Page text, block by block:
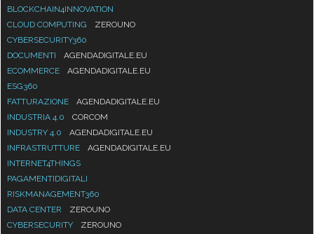
BLOCKCHAIN4INNOVATION
CLOUD COMPUTING
ZEROUNO
CYBERSECURITY360
DOCUMENTI
AGENDADIGITALE.EU
ECOMMERCE
AGENDADIGITALE.EU
ESG360
FATTURAZIONE
AGENDADIGITALE.EU
INDUSTRIA 4.0
CORCOM
INDUSTRY 4.0
AGENDADIGITALE.EU
INFRASTRUTTURE
AGENDADIGITALE.EU
INTERNET4THINGS
PAGAMENTIDIGITALI
RISKMANAGEMENT360
DATA CENTER
ZEROUNO
CYBERSECURITY
ZEROUNO